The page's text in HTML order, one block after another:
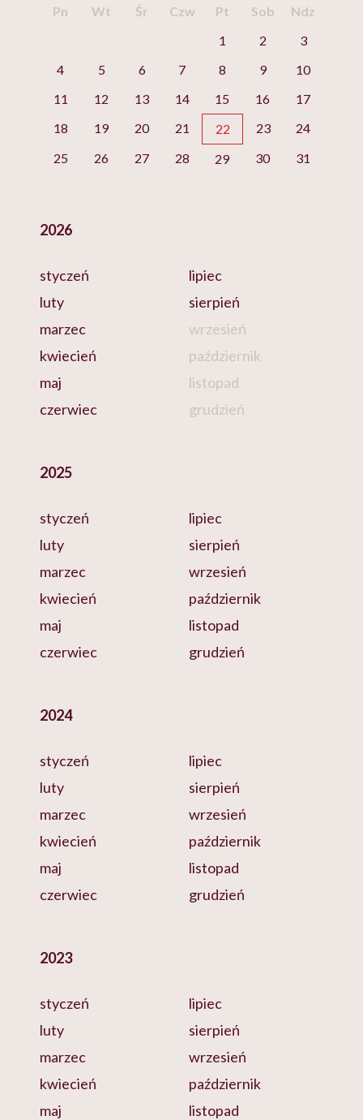
Pn Wt Śr Czw Pt Sob
Ndz
1
2
3
4
5 6 7 8 9
10
11
12 13 14 15 16
17
18
19 20 21 22 23
24
25
26 27 28 29 30 31
2026
styczeń
luty
marzec
kwiecień
maj
czerwiec
lipiec
sierpień
wrzesień
październik
listopad
grudzień
2025
styczeń
luty
marzec
kwiecień
maj
czerwiec
lipiec
sierpień
wrzesień
październik
listopad
grudzień
2024
styczeń
luty
marzec
kwiecień
maj
czerwiec
lipiec
sierpień
wrzesień
październik
listopad
grudzień
2023
styczeń
luty
marzec
kwiecień
maj
lipiec
sierpień
wrzesień
październik
listopad